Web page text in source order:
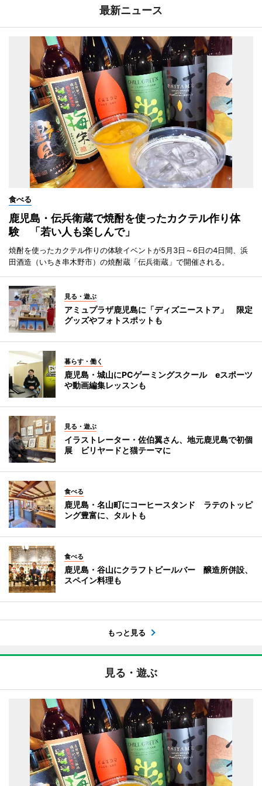
最新ニュース
食べる
鹿児島・伝兵衛蔵で焼酎を使ったカクテル作り体
験 「若い人も楽しんで」
焼酎を使ったカクテル作りの体験イベントが5月3日～6日の4日間、浜
田酒造（いちき串木野市）の焼酎蔵「伝兵衛蔵」で開催される。
見る・遊ぶ
アミュプラザ鹿児島に「ディズニーストア」 限定
グッズやフォトスポットも
暮らす・働く
鹿児島・城山にPCゲーミングスクール eスポーツ
や動画編集レッスンも
見る・遊ぶ
イラストレーター・佐伯翼さん、地元鹿児島で初個
展 ビリヤードと猫テーマに
食べる
鹿児島・名山町にコーヒースタンド ラテのトッピ
ング豊富に、タルトも
食べる
鹿児島・谷山にクラフトビールバー 醸造所併設、
スペイン料理も
もっと見る
見る・遊ぶ